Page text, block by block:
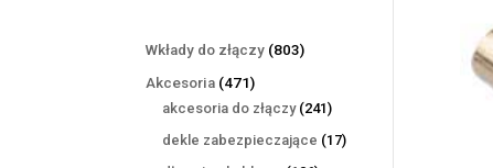
Wkłady do złączy 803803
Akcesoria 471471
produktów
akcesoria do złączy 241241
produktów
dekle zabezpieczające 1717